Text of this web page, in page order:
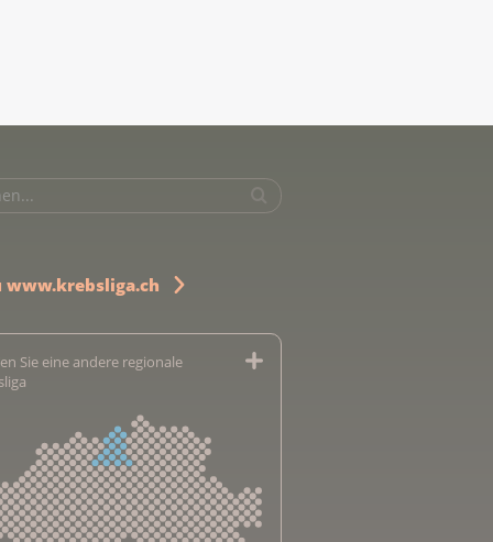
www.krebsliga.ch
Sie eine andere regionale